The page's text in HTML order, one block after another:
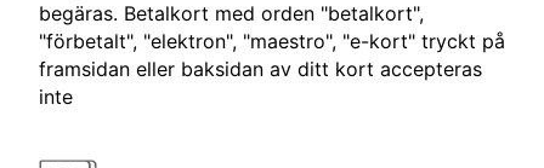
begäras. Betalkort med orden "betalkort",
"förbetalt", "elektron", "maestro", "e-kort" tryckt på
framsidan eller baksidan av ditt kort accepteras
inte